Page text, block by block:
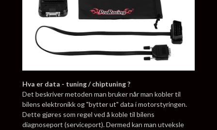
Hva er data - tuning / chiptuning ?
Det beskriver metoden man bruker når man kobler til
bilens elektronikk og "bytter ut" data i motorstyringen.
Dette gjøres som regel ved å koble til bilens
diagnoseport (serviceport). Dermed kan man utveksle